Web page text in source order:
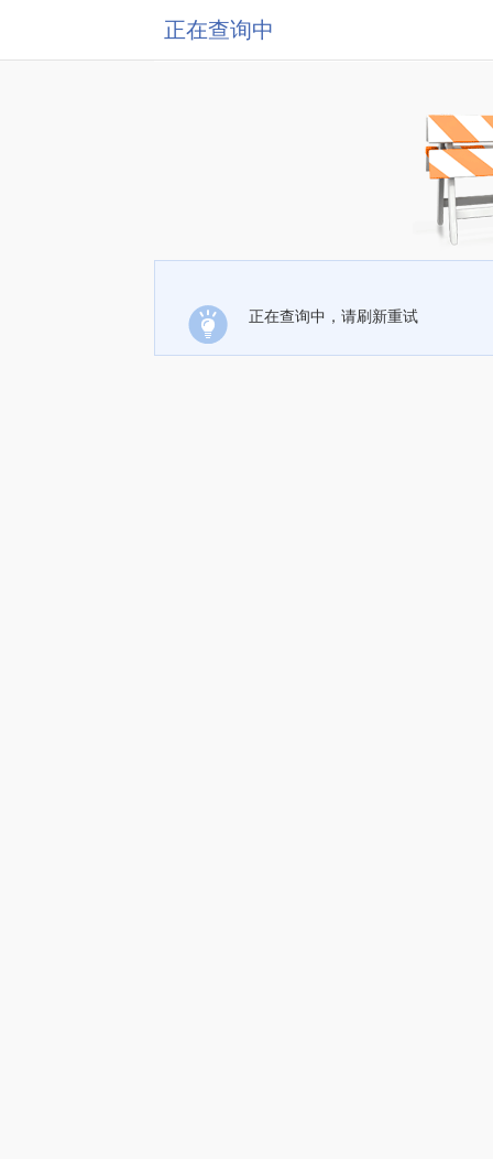
正在查询中
正在查询中，请刷新重试